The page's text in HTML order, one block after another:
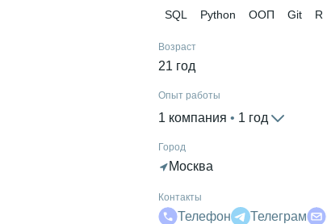
SQL Python ООП Git R
Возраст
21 год
Опыт работы
1 компания 1 год
Город
Москва
Контакты
Телефон Телеграм